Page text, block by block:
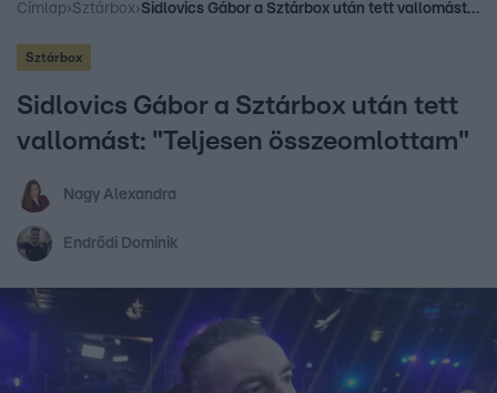
Címlap›Sztárbox› Sidlovics Gábor a Sztárbox után tett vallomást: "Teljesen összeomlottam"
Sztárbox
Sidlovics Gábor a Sztárbox után tett
vallomást: "Teljesen összeomlottam"
Nagy Alexandra
Endrődi Dominik